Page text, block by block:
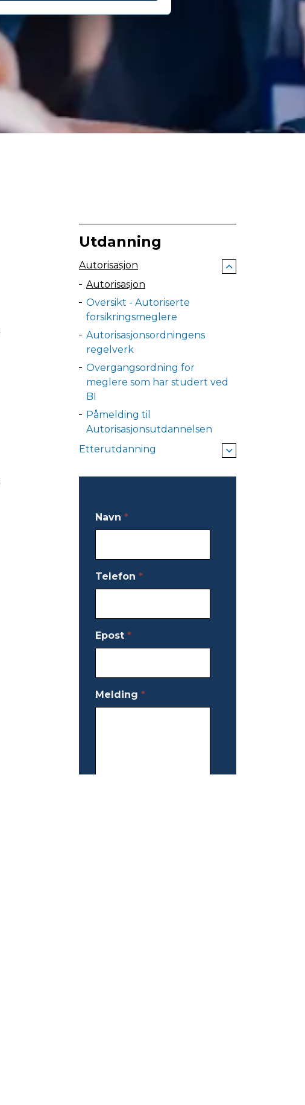
Utdanning
Autorisasjon
Autorisasjon
Oversikt - Autoriserte
forsikringsmeglere
Autorisasjonsordningens
regelverk
Overgangsordning for
meglere som har studert ved
BI
Påmelding til
Autorisasjonsutdannelsen
Etterutdanning
Navn*
Telefon*
Epost*
Melding*